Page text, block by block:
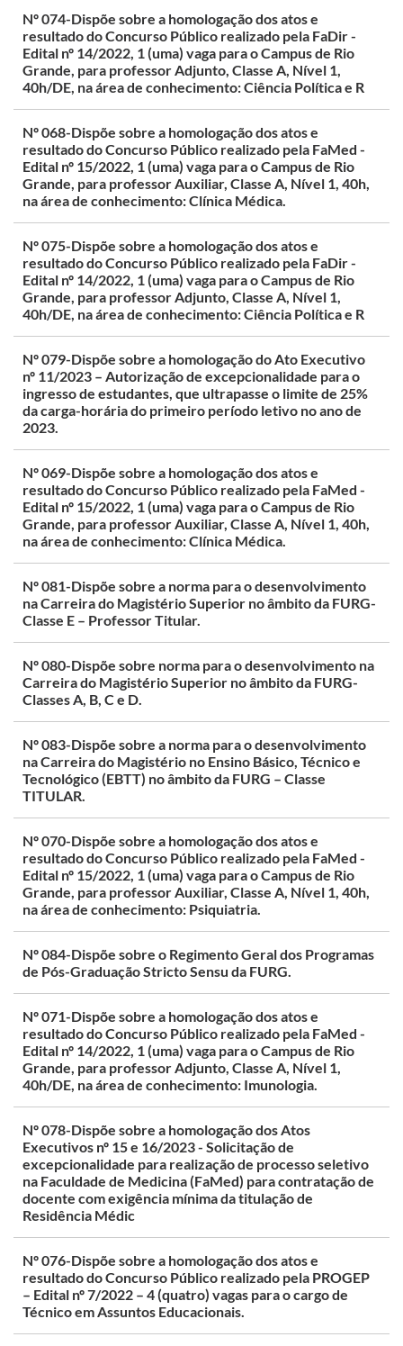
Nº 074-Dispõe sobre a homologação dos atos e
resultado do Concurso Público realizado pela FaDir -
Edital nº 14/2022, 1 (uma) vaga para o Campus de Rio
Grande, para professor Adjunto, Classe A, Nível 1,
40h/DE, na área de conhecimento: Ciência Política e R
Nº 068-Dispõe sobre a homologação dos atos e
resultado do Concurso Público realizado pela FaMed -
Edital nº 15/2022, 1 (uma) vaga para o Campus de Rio
Grande, para professor Auxiliar, Classe A, Nível 1, 40h,
na área de conhecimento: Clínica Médica.
Nº 075-Dispõe sobre a homologação dos atos e
resultado do Concurso Público realizado pela FaDir -
Edital nº 14/2022, 1 (uma) vaga para o Campus de Rio
Grande, para professor Adjunto, Classe A, Nível 1,
40h/DE, na área de conhecimento: Ciência Política e R
Nº 079-Dispõe sobre a homologação do Ato Executivo
nº 11/2023 – Autorização de excepcionalidade para o
ingresso de estudantes, que ultrapasse o limite de 25%
da carga-horária do primeiro período letivo no ano de
2023.
Nº 069-Dispõe sobre a homologação dos atos e
resultado do Concurso Público realizado pela FaMed -
Edital nº 15/2022, 1 (uma) vaga para o Campus de Rio
Grande, para professor Auxiliar, Classe A, Nível 1, 40h,
na área de conhecimento: Clínica Médica.
Nº 081-Dispõe sobre a norma para o desenvolvimento
na Carreira do Magistério Superior no âmbito da FURG-
Classe E – Professor Titular.
Nº 080-Dispõe sobre norma para o desenvolvimento na
Carreira do Magistério Superior no âmbito da FURG-
Classes A, B, C e D.
Nº 083-Dispõe sobre a norma para o desenvolvimento
na Carreira do Magistério no Ensino Básico, Técnico e
Tecnológico (EBTT) no âmbito da FURG – Classe
TITULAR.
Nº 070-Dispõe sobre a homologação dos atos e
resultado do Concurso Público realizado pela FaMed -
Edital nº 15/2022, 1 (uma) vaga para o Campus de Rio
Grande, para professor Auxiliar, Classe A, Nível 1, 40h,
na área de conhecimento: Psiquiatria.
Nº 084-Dispõe sobre o Regimento Geral dos Programas
de Pós-Graduação Stricto Sensu da FURG.
Nº 071-Dispõe sobre a homologação dos atos e
resultado do Concurso Público realizado pela FaMed -
Edital nº 14/2022, 1 (uma) vaga para o Campus de Rio
Grande, para professor Adjunto, Classe A, Nível 1,
40h/DE, na área de conhecimento: Imunologia.
Nº 078-Dispõe sobre a homologação dos Atos
Executivos nº 15 e 16/2023 - Solicitação de
excepcionalidade para realização de processo seletivo
na Faculdade de Medicina (FaMed) para contratação de
docente com exigência mínima da titulação de
Residência Médic
Nº 076-Dispõe sobre a homologação dos atos e
resultado do Concurso Público realizado pela PROGEP
– Edital nº 7/2022 – 4 (quatro) vagas para o cargo de
Técnico em Assuntos Educacionais.